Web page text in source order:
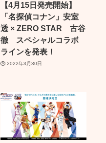
【4月15日発売開始】
「名探偵コナン」安室
透 × ZERO STAR 古谷
徹 スペシャルコラボ
ラインを発表！
2022年3月30日